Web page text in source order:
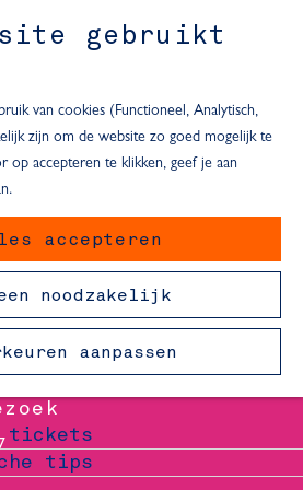
gebruikt
van cookies (Functioneel, Analytisch,
zijn om de website zo goed mogelijk te
op accepteren te klikken, geef je aan
accepteren
noodzakelijk
aanpassen
voor een dagje Delft
het strand
de omgeving van Delft
attracties in de buurt
Delft
in Delft
Delft
in Delft
tickets
tips
- DE
NAAR